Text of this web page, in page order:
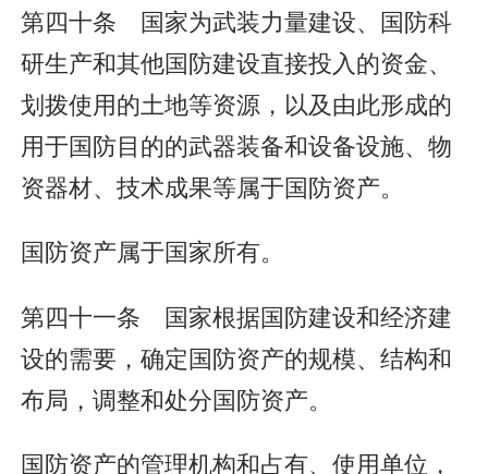
第四十条 国家为武装力量建设、国防科
研生产和其他国防建设直接投入的资金、
划拨使用的土地等资源，以及由此形成的
用于国防目的的武器装备和设备设施、物
资器材、技术成果等属于国防资产。
国防资产属于国家所有。
第四十一条 国家根据国防建设和经济建
设的需要，确定国防资产的规模、结构和
布局，调整和处分国防资产。
国防资产的管理机构和占有、使用单位，